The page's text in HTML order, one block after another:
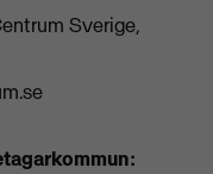
Sverige,